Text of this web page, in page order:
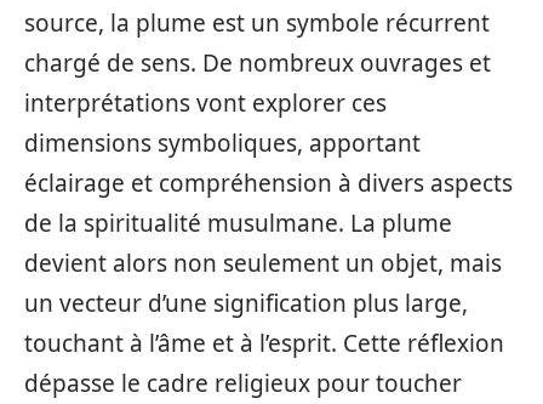
source, la plume est un symbole récurrent
chargé de sens. De nombreux ouvrages et
interprétations vont explorer ces
dimensions symboliques, apportant
éclairage et compréhension à divers aspects
de la spiritualité musulmane. La plume
devient alors non seulement un objet, mais
un vecteur d’une signification plus large,
touchant à l’âme et à l’esprit. Cette réflexion
dépasse le cadre religieux pour toucher